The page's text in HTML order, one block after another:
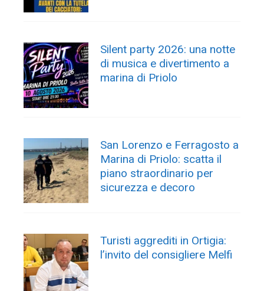
Silent party 2026: una notte
di musica e divertimento a
marina di Priolo
San Lorenzo e Ferragosto a
Marina di Priolo: scatta il
piano straordinario per
sicurezza e decoro
Turisti aggrediti in Ortigia:
l’invito del consigliere Melfi